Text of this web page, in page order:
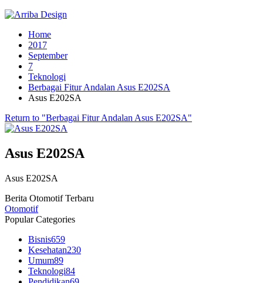
Home
2017
September
7
Teknologi
Berbagai Fitur Andalan Asus E202SA
Asus E202SA
Return to "Berbagai Fitur Andalan Asus E202SA"
Asus E202SA
Asus E202SA
Berita Otomotif Terbaru
Otomotif
Popular Categories
Bisnis659
Kesehatan230
Umum89
Teknologi84